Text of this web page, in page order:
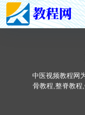
中医视频教程网
骨教程,整脊教程